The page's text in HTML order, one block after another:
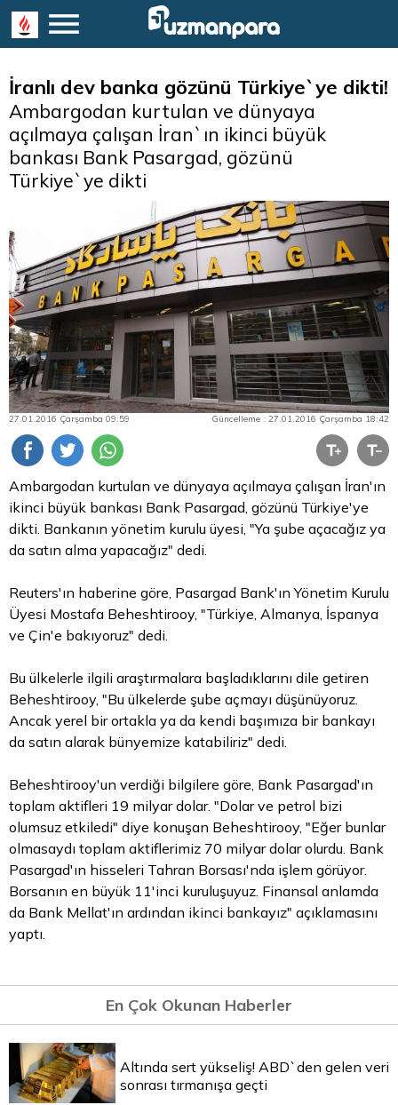
İranlı dev banka gözünü Türkiye`ye dikti!
Ambargodan kurtulan ve dünyaya
açılmaya çalışan İran`ın ikinci büyük
bankası Bank Pasargad, gözünü
Türkiye`ye dikti
27.01.2016 Çarşamba 09:59 Güncelleme : 27.01.2016 Çarşamba 18:42
Ambargodan kurtulan ve dünyaya açılmaya çalışan İran'ın
ikinci büyük bankası Bank Pasargad, gözünü Türkiye'ye
dikti. Bankanın yönetim kurulu üyesi, "Ya şube açacağız ya
da satın alma yapacağız" dedi.
Reuters'ın haberine göre, Pasargad Bank'ın Yönetim Kurulu
Üyesi Mostafa Beheshtirooy, "Türkiye, Almanya, İspanya
ve Çin'e bakıyoruz" dedi.
Bu ülkelerle ilgili araştırmalara başladıklarını dile getiren
Beheshtirooy, "Bu ülkelerde şube açmayı düşünüyoruz.
Ancak yerel bir ortakla ya da kendi başımıza bir bankayı
da satın alarak bünyemize katabiliriz" dedi.
Beheshtirooy'un verdiği bilgilere göre, Bank Pasargad'ın
toplam aktifleri 19 milyar dolar. "Dolar ve petrol bizi
olumsuz etkiledi" diye konuşan Beheshtirooy, "Eğer bunlar
olmasaydı toplam aktiflerimiz 70 milyardolarolurdu. Bank
Pasargad'ın hisseleri Tahran Borsası'nda işlem görüyor.
Borsanın en büyük 11'inci kuruluşuyuz. Finansal anlamda
da Bank Mellat'ın ardından ikinci bankayız" açıklamasını
yaptı.
En Çok Okunan Haberler
Altında sert yükseliş! ABD`den gelen veri
sonrası tırmanışa geçti